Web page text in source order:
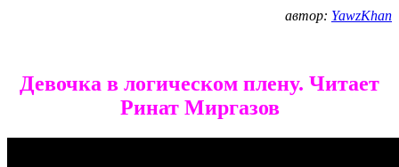
автор: YawzKhan
Девочка в логическом плену. Читает
Ринат Миргазов